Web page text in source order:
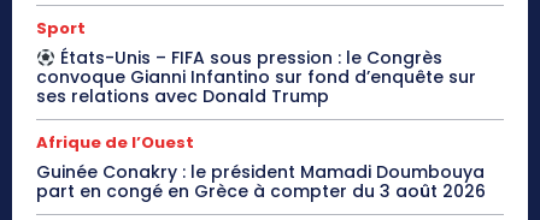
Sport
États-Unis – FIFA sous pression : le Congrès
convoque Gianni Infantino sur fond d’enquête sur
ses relations avec Donald Trump
Afrique de l’Ouest
Guinée Conakry : le président Mamadi Doumbouya
part en congé en Grèce à compter du 3 août 2026